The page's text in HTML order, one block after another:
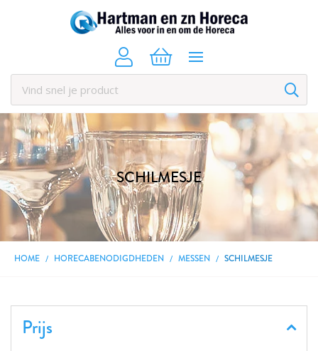
SCHILMESJE
HOME HORECABENODIGDHEDEN MESSEN SCHILMESJE
Prijs